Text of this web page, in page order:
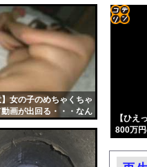
】女の子のめちゃくちゃ
画が出回る・・・なん
シカホ
【ニュ
【画
エロ
パヨク
村重杏
【東
【ひえ
800万
自動
更新